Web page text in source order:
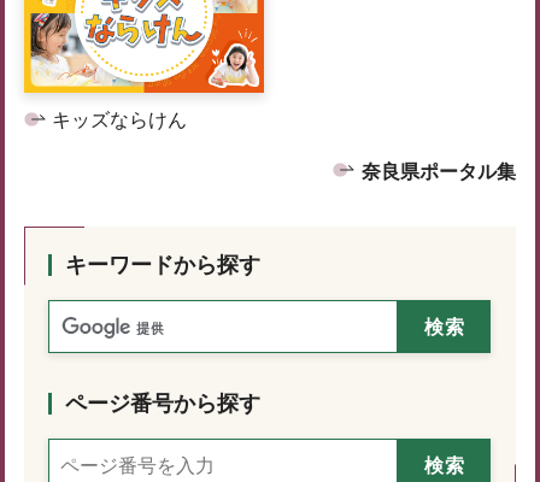
キッズならけん
奈良県ポータル集
キーワードから探す
ページ番号から探す